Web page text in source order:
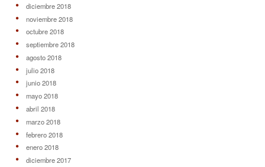
diciembre 2018
noviembre 2018
octubre 2018
septiembre 2018
agosto 2018
julio 2018
junio 2018
mayo 2018
abril 2018
marzo 2018
febrero 2018
enero 2018
diciembre 2017